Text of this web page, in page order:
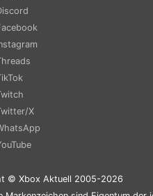
X
© Xbox Aktuell 2005-2026